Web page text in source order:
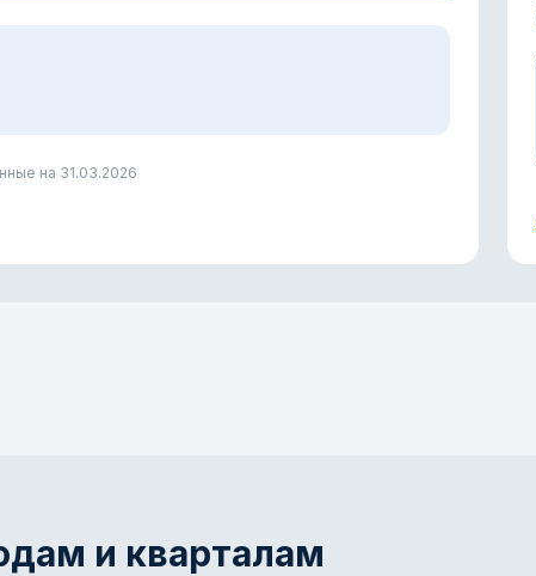
на 31.03.2026
и кварталам